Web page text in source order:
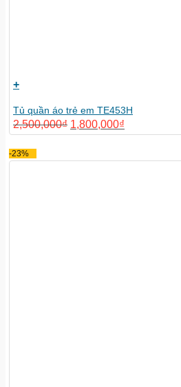
+
Tủ quần áo trẻ em TE453H
2,500,000₫ 1,800,000₫
-23%